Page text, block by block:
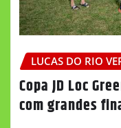
LUCAS DO RIO
Copa JD Loc
com grandes